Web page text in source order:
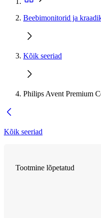
Beebimonitorid ja
Kõik seeriad
Philips Avent Premium
Kõik seeriad
Tootmine lõpetatud